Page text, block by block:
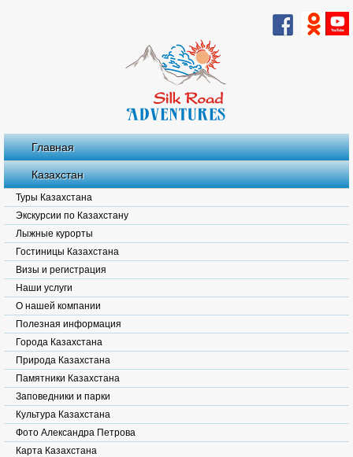
Главная
Казахстан
Туры Казахстана
Экскурсии по Казахстану
Лыжные курорты
Гостиницы Казахстана
Визы и регистрация
Наши услуги
О нашей компании
Полезная информация
Города Казахстана
Природа Казахстана
Памятники Казахстана
Заповедники и парки
Культура Казахстана
Фото Александра Петрова
Карта Казахстана